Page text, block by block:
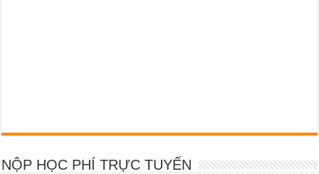
NỘP HỌC PHÍ TRỰC TUYẾN